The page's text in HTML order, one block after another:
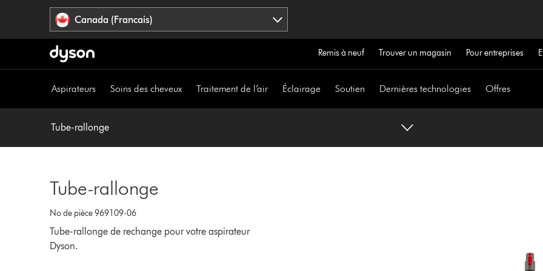
sauter
l’accessibilité
Canada (Francais)
Remis à neuf Trouver un magasin Pour entreprises
Aspirateurs Soins des cheveux Traitement de l’air Éclairage Soutien Dernières technologies Offres
Tube-rallonge
Tube-rallonge
No de pièce 969109-06
Tube-rallonge de rechange pour votre aspirateur
Dyson.